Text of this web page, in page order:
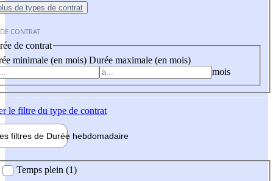
de types de contrat
CONTRAT
de contrat
minimale (en mois) Durée maximale (en mois)
mois
le filtre du type de contrat
filtres de Durée hebdomadaire
Temps plein (1)